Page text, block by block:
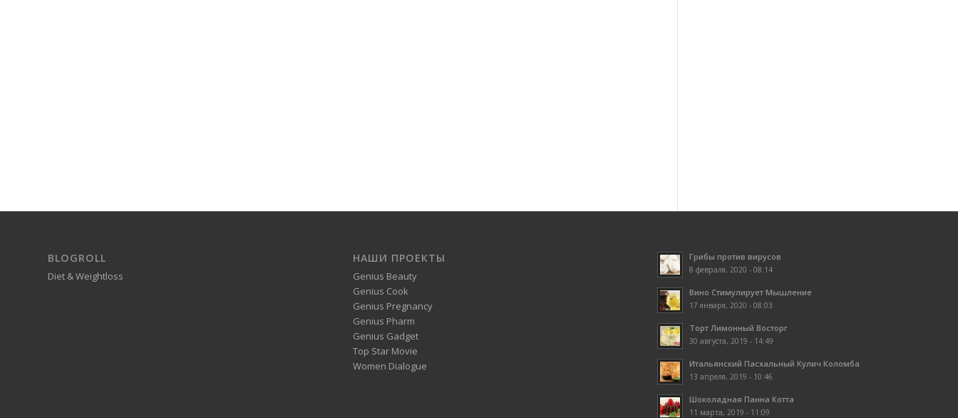
BLOGROLL
Diet & Weightloss
НАШИ ПРОЕКТЫ
Genius Beauty
Genius Cook
Genius Pregnancy
Genius Pharm
Genius Gadget
Top Star Movie
Women Dialogue
Грибы против вирусов
8 февраля, 2020 - 08:14
Вино Стимулирует Мышление
17 января, 2020 - 08:03
Торт Лимонный Восторг
30 августа, 2019 - 14:49
Итальянский Пасхальный Кулич Коломба
13 апреля, 2019 - 10:46
Шоколадная Панна Котта
11 марта, 2019 - 11:09